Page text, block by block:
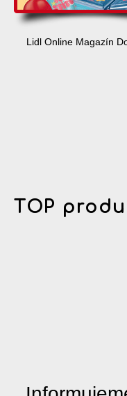
Lidl Online Magazín
TOP